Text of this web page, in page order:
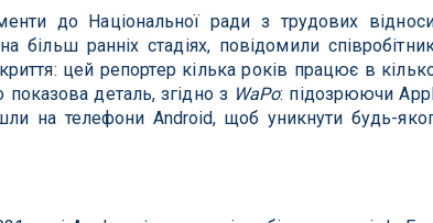
до Національної ради з трудових
ранніх стадіях, повідомили
цей репортер кілька років працює в
деталь, згідно з WaPo: підозрюючи
на телефони Android, щоб уникнути будь-